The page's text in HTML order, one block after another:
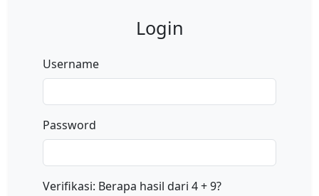
Login
Username
Password
Verifikasi: Berapa hasil dari 4 + 9?